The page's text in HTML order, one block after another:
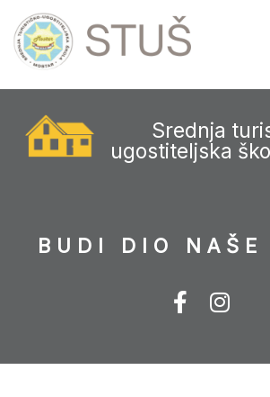
Srednja
ugostiteljska
BUDI DIO NAŠE